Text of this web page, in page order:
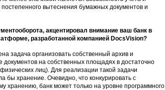
вытеснения бумажных документов и
акцентировал внимание ваш банк в
разработанной компанией DocsVision?
задача организовать собственный архив и
на собственных площадях в достаточно
лиц). Для реализации такой задачи
бы хранение. Очевидно, что конкурировать с
хранению, банк может только на уровне программного